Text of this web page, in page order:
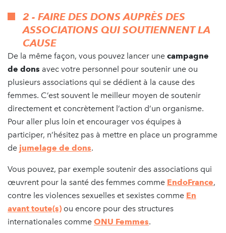
2 - FAIRE DES DONS AUPRÈS DES
ASSOCIATIONS QUI SOUTIENNENT LA
CAUSE
De la même façon, vous pouvez lancer une campagne
de dons avec votre personnel pour soutenir une ou
plusieurs associations qui se dédient à la cause des
femmes. C’est souvent le meilleur moyen de soutenir
directement et concrètement l’action d’un organisme.
Pour aller plus loin et encourager vos équipes à
participer, n’hésitez pas à mettre en place un programme
de jumelage de dons.
Vous pouvez, par exemple soutenir des associations qui
œuvrent pour la santé des femmes comme EndoFrance,
contre les violences sexuelles et sexistes comme En
avant toute(s) ou encore pour des structures
internationales comme ONU Femmes.